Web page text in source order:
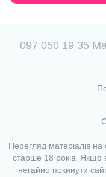
097 050 19 35
Перегляд матеріалів
старше 18 років. Якщо
негайно покинути